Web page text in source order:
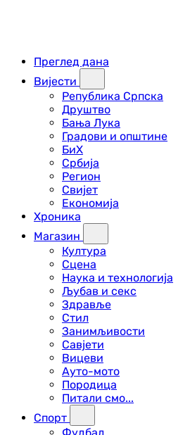
Преглед дана
Вијести
Република Српска
Друштво
Бања Лука
Градови и општине
БиХ
Србија
Регион
Свијет
Економија
Хроника
Магазин
Култура
Сцена
Наука и технологија
Љубав и секс
Здравље
Стил
Занимљивости
Савјети
Вицеви
Ауто-мото
Породица
Питали смо...
Спорт